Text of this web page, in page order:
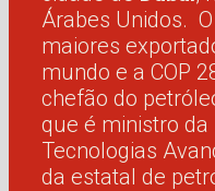
Árabes Unidos.
maiores
mundo e a COP
chefão do
que é ministro da
Tecnologias
da estatal de